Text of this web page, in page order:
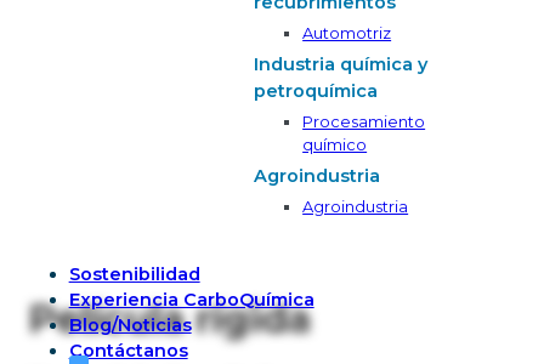
Automotriz
Industria química y
petroquímica
Procesamiento
químico
Agroindustria
Agroindustria
Sostenibilidad
Experiencia CarboQuímica
Blog/Noticias
Contáctanos
Película rígida